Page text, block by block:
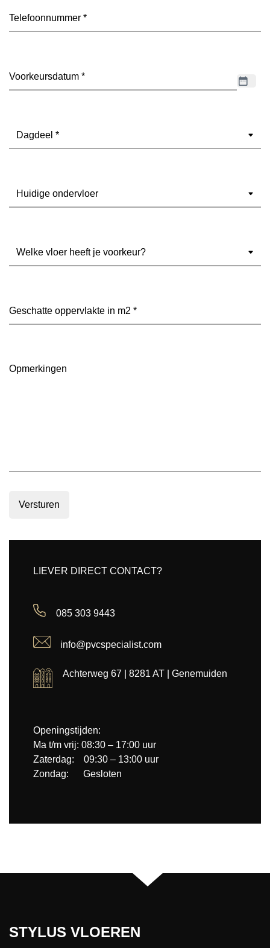
Telefoon
Datum (Vereist)
Dagdeel (Vereist)
Ondervloer (Vereist)
Welke
Geschatte
Opmerkingen
Versturen
LIEVER DIRECT CONTACT?
085 303 9443
info@pvcspecialist.com
Achterweg 67 | 8281 AT | Genemuiden
Openingstijden:
Ma t/m vrij: 08:30 – 17:00 uur
Zaterdag: 09:30 – 13:00 uur
Zondag: Gesloten
STYLUS VLOEREN